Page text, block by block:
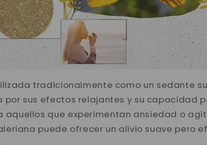
tradicionalmente como un sedante
por sus efectos relajantes y su capacidad
aquellos que experimentan ansiedad o
puede ofrecer un alivio suave pero